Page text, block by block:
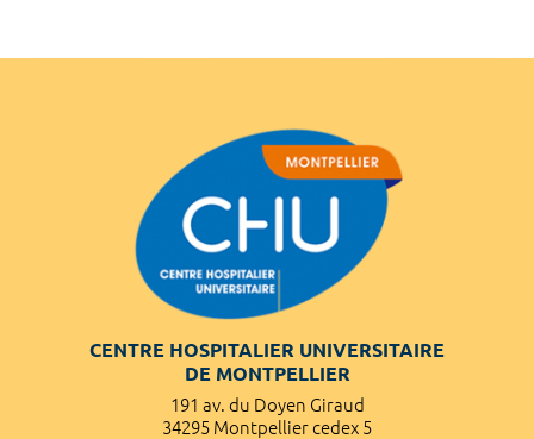
CENTRE HOSPITALIER UNIVERSITAIRE
DE MONTPELLIER
191 av. du Doyen Giraud
34295 Montpellier cedex 5